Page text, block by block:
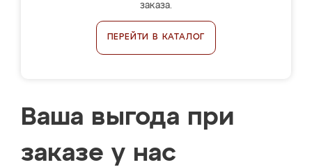
заказа.
ПЕРЕЙТИ В КАТАЛОГ
Ваша выгода при
заказе у нас